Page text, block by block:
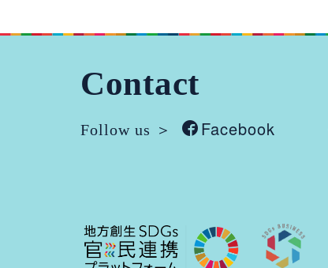
Contact
Follow us ＞ Facebook